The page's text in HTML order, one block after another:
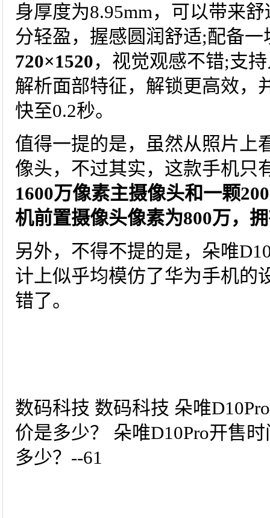
身厚度为8.95mm，可以带来
分轻盈，握感圆润舒适;配备一
720×1520，视觉观感不错;支
解析面部特征，解锁更高效，
快至0.2秒。
值得一提的是，虽然从照片上
像头，不过其实，这款手机只
1600万像素主摄像头和一颗
机前置摄像头像素为800万，
另外，不得不提的是，朵唯
计上似乎均模仿了华为手机的
错了。
数码科技 数码科技 朵唯
价是多少？ 朵唯D10Pro开售
多少？--61